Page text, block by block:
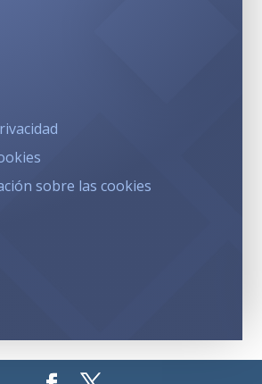
sobre las cookies